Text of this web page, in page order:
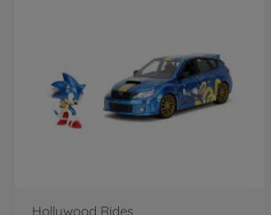
Hollywood Rides